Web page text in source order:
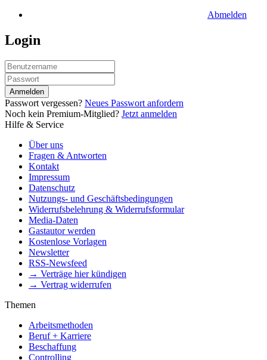
Abmelden
Login
Anmelden
Passwort vergessen? Neues Passwort anfordern
Noch kein Premium-Mitglied? Jetzt anmelden
Hilfe & Service
Über uns
Fragen & Antworten
Kontakt
Impressum
Datenschutz
Nutzungs- und Geschäftsbedingungen
Widerrufsbelehrung & Widerrufsformular
Media-Daten
Gastautor werden
Kostenlose Vorlagen
Newsletter
RSS-Newsfeed
→ Verträge hier kündigen
→ Vertrag widerrufen
Themen
Arbeitsmethoden
Beruf + Karriere
Beschaffung
Controlling